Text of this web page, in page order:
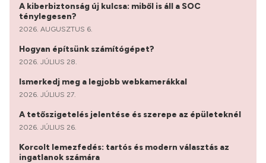
A kiberbiztonság új kulcsa: miből is áll a SOC
ténylegesen?
2026. AUGUSZTUS 6.
Hogyan építsünk számítógépet?
2026. JÚLIUS 28.
Ismerkedj meg a legjobb webkamerákkal
2026. JÚLIUS 27.
A tetőszigetelés jelentése és szerepe az épületeknél
2026. JÚLIUS 26.
Korcolt lemezfedés: tartós és modern választás az
ingatlanok számára